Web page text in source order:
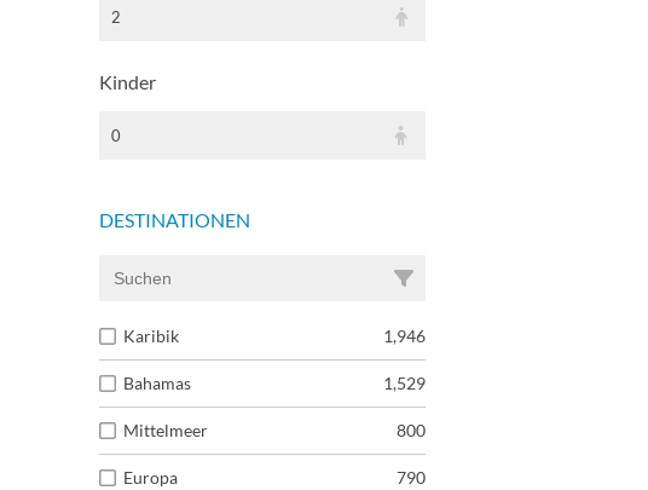
2
Kinder
0
DESTINATIONEN
Karibik 1,946
Bahamas 1,529
Mittelmeer 800
Europa 790